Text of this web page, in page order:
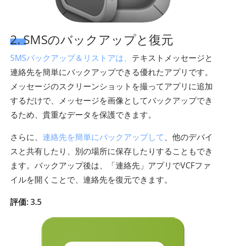
2. SMSのバックアップと復元
SMSバックアップ＆リストアは、 テキストメッセージと
連絡先を簡単にバックアップできる優れたアプリです。
メッセージのスクリーンショットを撮ってアプリに追加
するだけで、メッセージを画像としてバックアップでき
るため、貴重なデータを保護できます。
さらに、 連絡先を簡単にバックアップして、他のデバイ
スと共有したり、別の場所に保存したりすることもでき
ます。バックアップ後は、「連絡先」アプリでVCFファ
イルを開くことで、連絡先を復元できます。
評価: 3.5